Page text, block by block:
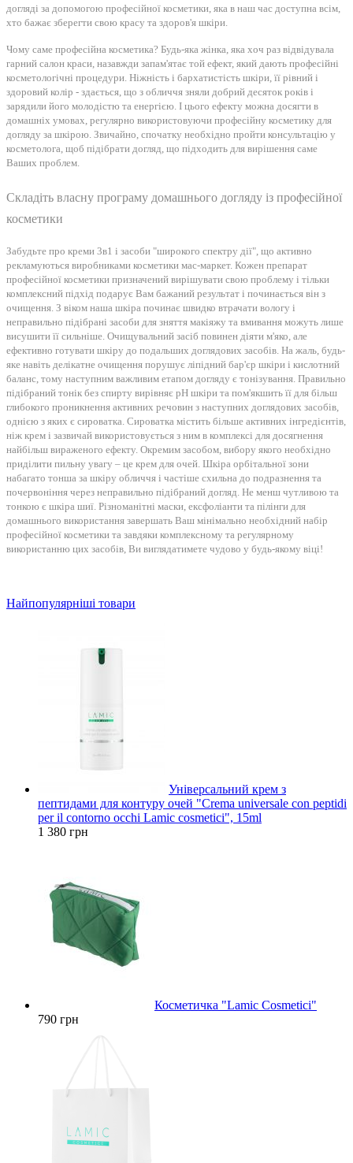
догляді за допомогою професійної косметики, яка в наш час доступна всім,
хто бажає зберегти свою красу та здоров'я шкіри.
Чому саме професійна косметика? Будь-яка жінка, яка хоч раз відвідувала
гарний салон краси, назавжди запам'ятає той ефект, який дають професійні
косметологічні процедури. Ніжність і бархатистість шкіри, її рівний і
здоровий колір - здається, що з обличчя зняли добрий десяток років і
зарядили його молодістю та енергією. І цього ефекту можна досягти в
домашніх умовах, регулярно використовуючи професійну косметику для
догляду за шкірою. Звичайно, спочатку необхідно пройти консультацію у
косметолога, щоб підібрати догляд, що підходить для вирішення саме
Ваших проблем.
Складіть власну програму домашнього догляду із професійної
косметики
Забудьте про креми 3в1 і засоби "широкого спектру дії", що активно
рекламуються виробниками косметики мас-маркет. Кожен препарат
професійної косметики призначений вирішувати свою проблему і тільки
комплексний підхід подарує Вам бажаний результат і починається він з
очищення. З віком наша шкіра починає швидко втрачати вологу і
неправильно підібрані засоби для зняття макіяжу та вмивання можуть лише
висушити її сильніше. Очищувальний засіб повинен діяти м'яко, але
ефективно готувати шкіру до подальших доглядових засобів. На жаль, будь-
яке навіть делікатне очищення порушує ліпідний бар'єр шкіри і кислотний
баланс, тому наступним важливим етапом догляду є тонізування. Правильно
підібраний тонік без спирту вирівняє рН шкіри та пом'якшить її для більш
глибокого проникнення активних речовин з наступних доглядових засобів,
однією з яких є сироватка. Сироватка містить більше активних інгредієнтів,
ніж крем і зазвичай використовується з ним в комплексі для досягнення
найбільш вираженого ефекту. Окремим засобом, вибору якого необхідно
приділити пильну увагу – це крем для очей. Шкіра орбітальної зони
набагато тонша за шкіру обличчя і частіше схильна до подразнення та
почервоніння через неправильно підібраний догляд. Не менш чутливою та
тонкою є шкіра шиї. Різноманітні маски, ексфоліанти та пілінги для
домашнього використання завершать Ваш мінімально необхідний набір
професійної косметики та завдяки комплексному та регулярному
використанню цих засобів, Ви виглядатимете чудово у будь-якому віці!
Найпопулярніші товари
Універсальний крем з
пептидами для контуру очей "Crema universale con peptidi
per il contorno occhi Lamic cosmetici", 15ml
1 380 грн
Косметичка "Lamic Cosmetici"
790 грн